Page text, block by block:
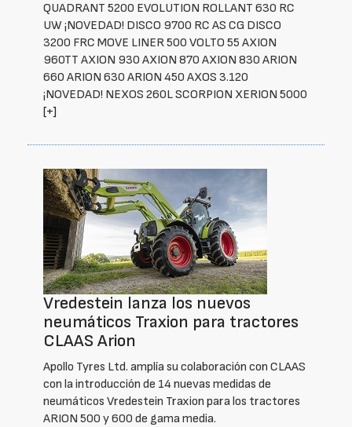
QUADRANT 5200 EVOLUTION ROLLANT 630 RC
UW ¡NOVEDAD! DISCO 9700 RC AS CG DISCO
3200 FRC MOVE LINER 500 VOLTO 55 AXION
960TT AXION 930 AXION 870 AXION 830 ARION
660 ARION 630 ARION 450 AXOS 3.120
¡NOVEDAD! NEXOS 260L SCORPION XERION 5000
[+]
Vredestein lanza los nuevos
neumáticos Traxion para tractores
CLAAS Arion
Apollo Tyres Ltd. amplía su colaboración con CLAAS
con la introducción de 14 nuevas medidas de
neumáticos Vredestein Traxion para los tractores
ARION 500 y 600 de gama media.